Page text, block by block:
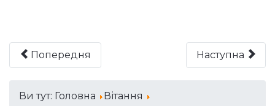
Попередня Наступна
Ви тут: Головна
Вітання